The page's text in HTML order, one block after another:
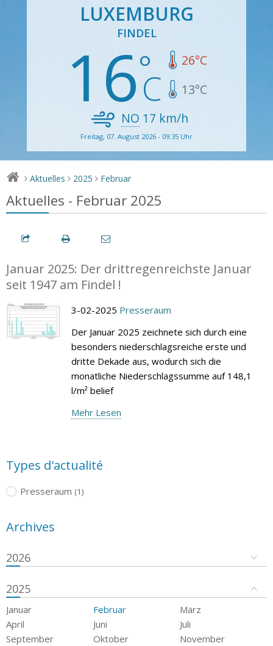
LUXEMBURG
FINDEL
16 26°C
13°C
NO 17 km/h
Freitag, 07. August 2026 - 09:35 Uhr
> Aktuelles > 2025 > Februar
Aktuelles - Februar 2025
Januar 2025: Der drittregenreichste Januar
seit 1947 am Findel !
3-02-2025 Presseraum
Der Januar 2025 zeichnete sich durch eine
besonders niederschlagsreiche erste und
dritte Dekade aus, wodurch sich die
monatliche Niederschlagssumme auf 148,1
l/m² belief
Mehr Lesen
Types d'actualité
Presseraum (1)
Archives
2026
2025
Januar Februar
März
April
Juni
Juli
September
Oktober
November